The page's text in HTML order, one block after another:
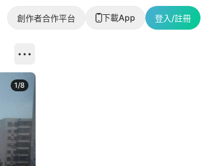
創作者合作平台 下載App 登入/註冊
1/8